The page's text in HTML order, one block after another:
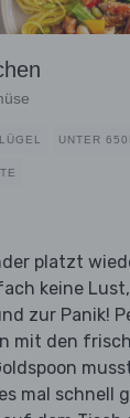
UNTER
platzt
keine
zur Panik!
mit den
mal schnell